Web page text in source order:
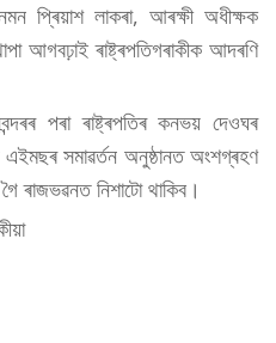
প্ৰিয়াশ লাকৰা, আৰক্ষী অধীক্ষক
আগবঢ়াই ৰাষ্ট্ৰপতিগৰাকীক আদৰণি
পৰা ৰাষ্ট্ৰপতিৰ কনভয় দেওঘৰ
সমাৱৰ্তন অনুষ্ঠানত অংশগ্ৰহণ
গৈ ৰাজভৱনত নিশাটো থাকিব।